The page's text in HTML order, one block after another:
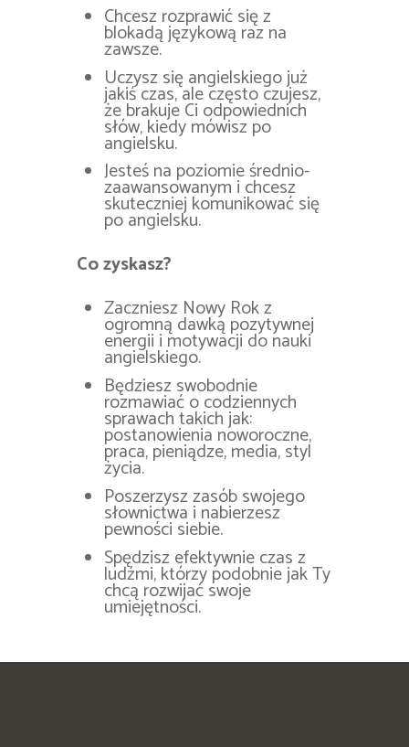
Chcesz rozprawić się z
blokadą językową raz na
zawsze.
Uczysz się angielskiego już
jakiś czas, ale często czujesz,
że brakuje Ci odpowiednich
słów, kiedy mówisz po
angielsku.
Jesteś na poziomie średnio-
zaawansowanym i chcesz
skuteczniej komunikować się
po angielsku.
Co zyskasz?
Zaczniesz Nowy Rok z
ogromną dawką pozytywnej
energii i motywacji do nauki
angielskiego.
Będziesz swobodnie
rozmawiać o codziennych
sprawach takich jak:
postanowienia noworoczne,
praca, pieniądze, media, styl
życia.
Poszerzysz zasób swojego
słownictwa i nabierzesz
pewności siebie.
Spędzisz efektywnie czas z
ludźmi, którzy podobnie jak Ty
chcą rozwijać swoje
umiejętności.